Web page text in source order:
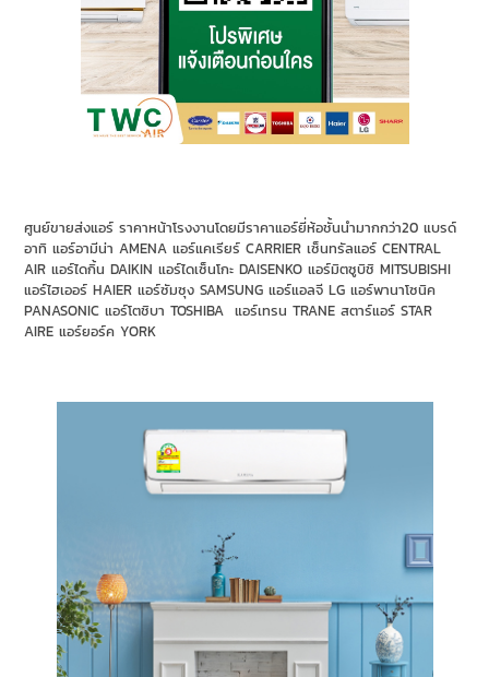
ศูนย์ขายส่งแอร์ ราคาหน้าโรงงานโดยมีราคาแอร์ยี่ห้อชั้นนำมากกว่า20 แบรด์
อาทิ แอร์อามีน่า AMENA แอร์แคเรียร์ CARRIER เซ็นทรัลแอร์ CENTRAL
AIR แอร์ไดกิ้น DAIKIN แอร์ไดเซ็นโกะ DAISENKO แอร์มิตซูบิชิ MITSUBISHI
แอร์ไฮเออร์ HAIER แอร์ซัมซุง SAMSUNG แอร์แอลจี LG แอร์พานาโซนิค
PANASONIC แอร์โตชิบา TOSHIBA แอร์เทรน TRANE สตาร์แอร์ STAR
AIRE แอร์ยอร์ค YORK